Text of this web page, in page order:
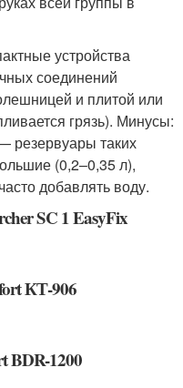
устройства
соединений
и плитой или
грязь). Минусы:
резервуары таких
(0,2–0,35 л),
добавлять воду.
SC 1 EasyFix
КТ-906
BDR-1200